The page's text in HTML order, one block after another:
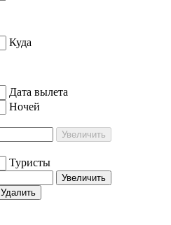
Куда
Дата вылета
Ночей
Увеличить
Туристы
Увеличить
Удалить